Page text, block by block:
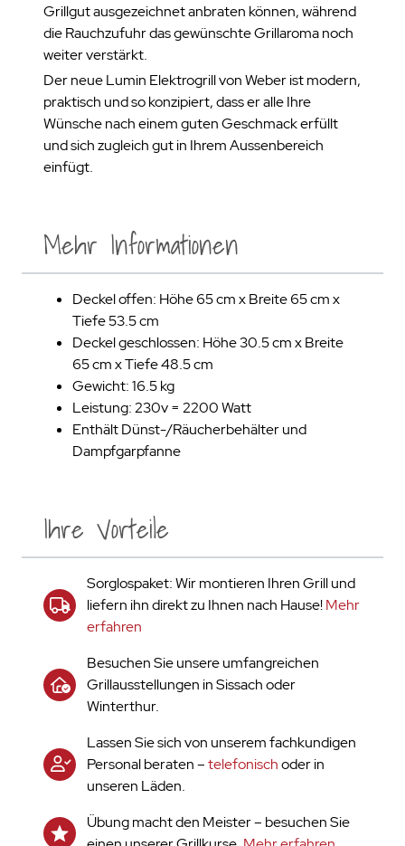
Grillgut ausgezeichnet anbraten können, während
die Rauchzufuhr das gewünschte Grillaroma noch
weiter verstärkt.
Der neue Lumin Elektrogrill von Weber ist modern,
praktisch und so konzipiert, dass er alle Ihre
Wünsche nach einem guten Geschmack erfüllt
und sich zugleich gut in Ihrem Aussenbereich
einfügt.
Ihre Vorteile
Sorglospaket: Wir montieren Ihren Grill und
liefern ihn direkt zu Ihnen nach Hause!Mehr
erfahren
Besuchen Sie unsere umfangreichen
Grillausstellungen in Sissach oder
Winterthur.
Lassen Sie sich von unserem fachkundigen
Personal beraten –telefonischoder in
unseren Läden.
Übung macht den Meister – besuchen Sie
Mehr Informationen
Deckel offen: Höhe 65 cm x Breite 65 cm x
Tiefe 53.5 cm
Deckel geschlossen: Höhe 30.5 cm x Breite
65 cm x Tiefe 48.5 cm
Gewicht: 16.5 kg
Leistung: 230v = 2200 Watt
Enthält Dünst-/Räucherbehälter und
Dampfgarpfanne